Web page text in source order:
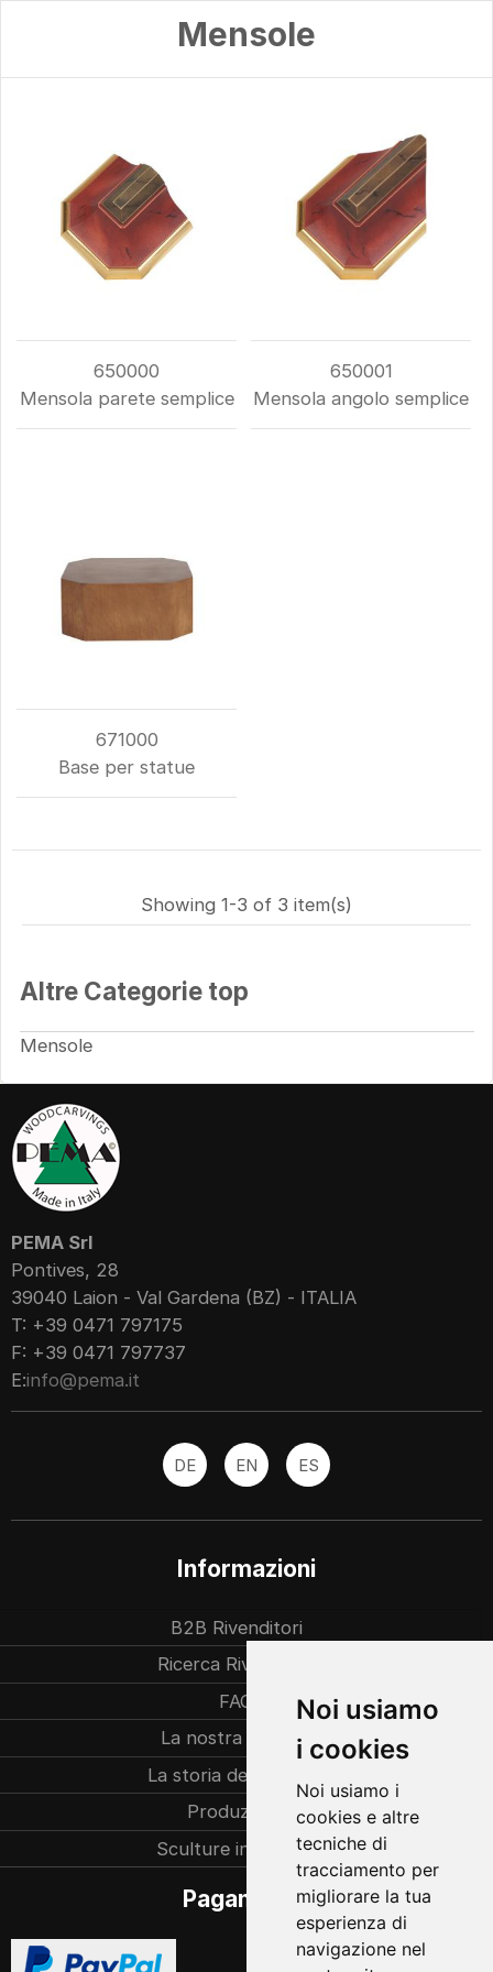
Noi usiamo
i cookies
Noi usiamo i
cookies e altre
tecniche di
tracciamento per
migliorare la tua
esperienza di
navigazione nel
Mensole
650000
Mensola parete semplice
650001
Mensola angolo semplice
671000
Base per statue
Showing 1-3 of 3 item(s)
Altre Categorie top
Mensole
PEMA Srl
Pontives, 28
39040 Laion - Val Gardena (BZ) - ITALIA
T: +39 0471 797175
F: +39 0471 797737
E:info@pema.it
DE EN ES
Informazioni
B2B Rivenditori
Ricerca Rivenditori
FAQ
La nostra azienda
La storia dell’azienda
Produzione
Sculture individuali
Pagamento